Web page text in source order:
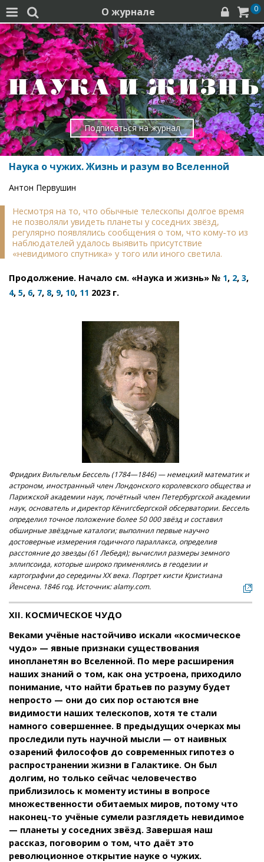
  О журнале   0
Подписаться на журнал
Наука о чужих. Жизнь и разум во Вселенной
Антон Первушин
Несмотря на то, что обычные телескопы долгое время
не позволяли увидеть планеты у соседних звёзд,
регулярно появлялись сообщения о том, что кому-то из
наблюдателей удалось выявить присутствие
«невидимого спутника» у того или иного светила.
Продолжение. Начало см. «Наука и жизнь» № 1, 2, 3,
4, 5, 6, 7, 8, 9, 10, 11 2023 г.
Фридрих Вильгельм Бессель (1784—1846) — немецкий математик и
астроном, иностранный член Лондонского королевского общества и
Парижской академии наук, почётный член Петербургской академии
наук, основатель и директор Кёнигсбергской обсерватории. Бессель
определил точное положение более 50 000 звёзд и составил
обширные звёздные каталоги; выполнил первые научно
достоверные измерения годичного параллакса, определив
расстояние до звезды (61 Лебедя); вычислил размеры земного
эллипсоида, которые широко применялись в геодезии и
картографии до середины XX века. Портрет кисти Кристиана
Йенсена. 1846 год. Источник: alamy.com.
XII. КОСМИЧЕСКОЕ ЧУДО
Веками учёные настойчиво искали «космическое
чудо» — явные признаки существования
инопланетян во Вселенной. По мере расширения
наших знаний о том, как она устроена, приходило
понимание, что найти братьев по разуму будет
непросто — они до сих пор остаются вне
видимости наших телескопов, хотя те стали
намного совершеннее. В предыдущих очерках мы
проследили путь научной мысли — от наивных
озарений философов до современных гипотез о
распространении жизни в Галактике. Он был
долгим, но только сейчас человечество
приблизилось к моменту истины в вопросе
множественности обитаемых миров, потому что
наконец-то учёные сумели разглядеть невидимое
— планеты у соседних звёзд. Завершая наш
рассказ, поговорим о том, что даёт это
революционное открытие науке о чужих.